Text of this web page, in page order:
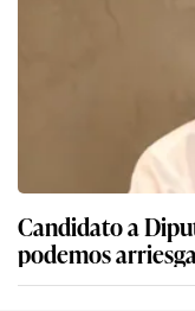
Candidato a
podemos